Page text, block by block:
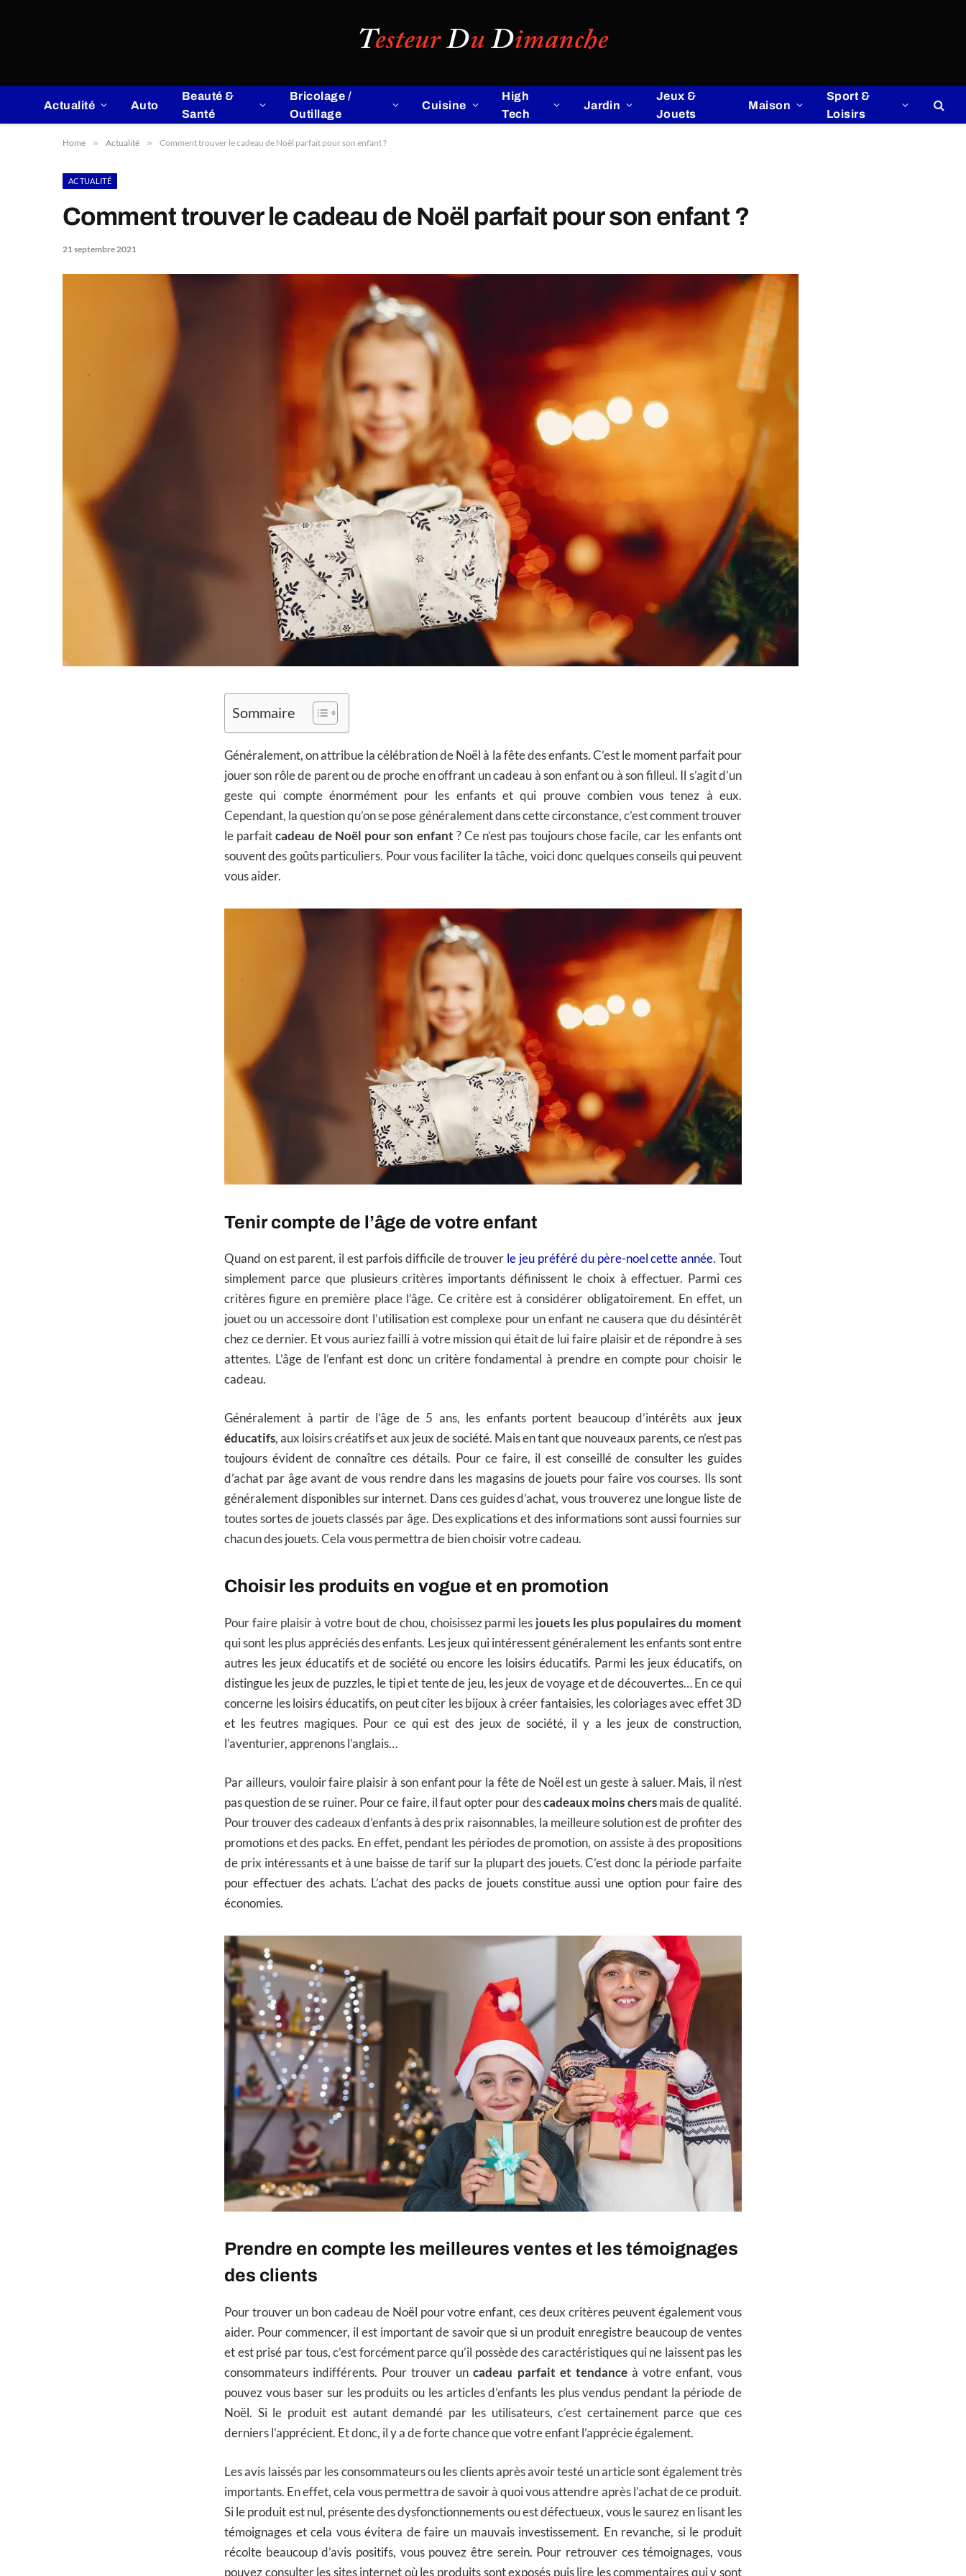
Actualité Auto
Beauté &
Santé
Bricolage /
Outillage
Cuisine
High
Tech
Jardin
Jeux &
Jouets
Maison
Sport &
Loisirs
Home » Actualité » Comment trouver le cadeau de Noël parfait pour son enfant ?
ACTUALITÉ
Comment trouver le cadeau de Noël parfait pour son enfant ?
21 septembre 2021
Sommaire
Généralement, on attribue la célébration de Noël à la fête des enfants. C’est le moment parfait pour
jouer son rôle de parent ou de proche en offrant un cadeau à son enfant ou à son filleul. Il s’agit d’un
geste qui compte énormément pour les enfants et qui prouve combien vous tenez à eux.
Cependant, la question qu’on se pose généralement dans cette circonstance, c’est comment trouver
le parfaitcadeau de Noël pour son enfant ? Ce n’est pas toujours chose facile, car les enfants ont
souvent des goûts particuliers. Pour vous faciliter la tâche, voici donc quelques conseils qui peuvent
vous aider.
Tenir compte de l’âge de votre enfant
Quand on est parent, il est parfois difficile de trouver le jeu préféré du père-noel cette année. Tout
simplement parce que plusieurs critères importants définissent le choix à effectuer. Parmi ces
critères figure en première place l’âge. Ce critère est à considérer obligatoirement. En effet, un
jouet ou un accessoire dont l’utilisation est complexe pour un enfant ne causera que du désintérêt
chez ce dernier. Et vous auriez failli à votre mission qui était de lui faire plaisir et de répondre à ses
attentes. L’âge de l’enfant est donc un critère fondamental à prendre en compte pour choisir le
cadeau.
Généralement à partir de l’âge de 5 ans, les enfants portent beaucoup d’intérêts aux jeux
éducatifs, aux loisirs créatifs et aux jeux de société. Mais en tant que nouveaux parents, ce n’est pas
toujours évident de connaître ces détails. Pour ce faire, il est conseillé de consulter les guides
d’achat par âge avant de vous rendre dans les magasins de jouets pour faire vos courses. Ils sont
généralement disponibles sur internet. Dans ces guides d’achat, vous trouverez une longue liste de
toutes sortes de jouets classés par âge. Des explications et des informations sont aussi fournies sur
chacun des jouets. Cela vous permettra de bien choisir votre cadeau.
Choisir les produits en vogue et en promotion
Pour faire plaisir à votre bout de chou, choisissez parmi les jouets les plus populaires du moment
qui sont les plus appréciés des enfants. Les jeux qui intéressent généralement les enfants sont entre
autres les jeux éducatifs et de société ou encore les loisirs éducatifs. Parmi les jeux éducatifs, on
distingue les jeux de puzzles, le tipi et tente de jeu, les jeux de voyage et de découvertes… En ce qui
concerne les loisirs éducatifs, on peut citer les bijoux à créer fantaisies, les coloriages avec effet 3D
et les feutres magiques. Pour ce qui est des jeux de société, il y a les jeux de construction,
l’aventurier, apprenons l’anglais…
Par ailleurs, vouloir faire plaisir à son enfant pour la fête de Noël est un geste à saluer. Mais, il n’est
pas question de se ruiner. Pour ce faire, il faut opter pour descadeaux moins chersmais de qualité.
Pour trouver des cadeaux d’enfants à des prix raisonnables, la meilleure solution est de profiter des
promotions et des packs. En effet, pendant les périodes de promotion, on assiste à des propositions
de prix intéressants et à une baisse de tarif sur la plupart des jouets. C’est donc la période parfaite
pour effectuer des achats. L’achat des packs de jouets constitue aussi une option pour faire des
économies.
Prendre en compte les meilleures ventes et les témoignages
des clients
Pour trouver un bon cadeau de Noël pour votre enfant, ces deux critères peuvent également vous
aider. Pour commencer, il est important de savoir que si un produit enregistre beaucoup de ventes
et est prisé par tous, c’est forcément parce qu’il possède des caractéristiques qui ne laissent pas les
consommateurs indifférents. Pour trouver uncadeau parfait et tendanceà votre enfant, vous
pouvez vous baser sur les produits ou les articles d’enfants les plus vendus pendant la période de
Noël. Si le produit est autant demandé par les utilisateurs, c’est certainement parce que ces
derniers l’apprécient. Et donc, il y a de forte chance que votre enfant l’apprécie également.
Les avis laissés par les consommateurs ou les clients après avoir testé un article sont également très
importants. En effet, cela vous permettra de savoir à quoi vous attendre après l’achat de ce produit.
Si le produit est nul, présente des dysfonctionnements ou est défectueux, vous le saurez en lisant les
témoignages et cela vous évitera de faire un mauvais investissement. En revanche, si le produit
récolte beaucoup d’avis positifs, vous pouvez être serein. Pour retrouver ces témoignages, vous
pouvez consulter les sites internet où les produits sont exposés puis lire les commentaires qui y sont